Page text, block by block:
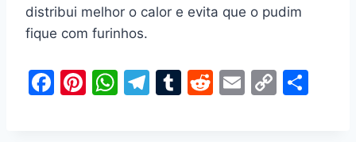
distribui melhor o calor e evita que o pudim
fique com furinhos.
F
Pi W T
T
R
E
C